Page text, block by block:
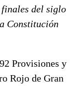
finales del siglo
Constitución
Provisiones y
Rojo de Gran